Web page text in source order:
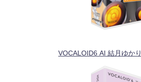
VOCALOID6 AI 結月ゆかり